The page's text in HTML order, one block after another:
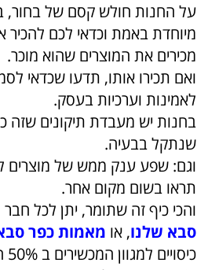
על החנות חולש קסם של בחור,
מיוחדת באמת וכדאי לכם להכיר
מכירים את המוצרים שהוא מוכר.
ואם תכירו אותו, תדעו שכדאי
לאמינות וערכיות בעסק.
בחנות יש מעבדת תיקונים שזה
שנתקל בבעיה.
וגם: שפע ענק ממש של מוצרים
תראו בשום מקום אחר.
והכי כיף זה שתומר, יתן לכל
סבא שלנו, או מאמות כפר